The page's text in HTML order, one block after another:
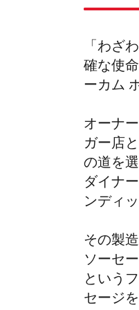
「わざ
確な使
ーカム
オーナ
ガー店
の道を
ダイナ
ンディ
その製
ソーセ
という
セージ